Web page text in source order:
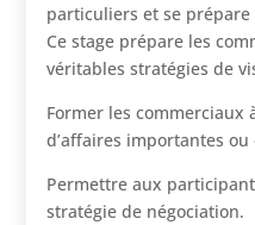
particuliers et se
Ce stage prépare les
véritables stratégies de
Former les commerciaux
d’affaires importantes ou
Permettre aux
stratégie de négociation.